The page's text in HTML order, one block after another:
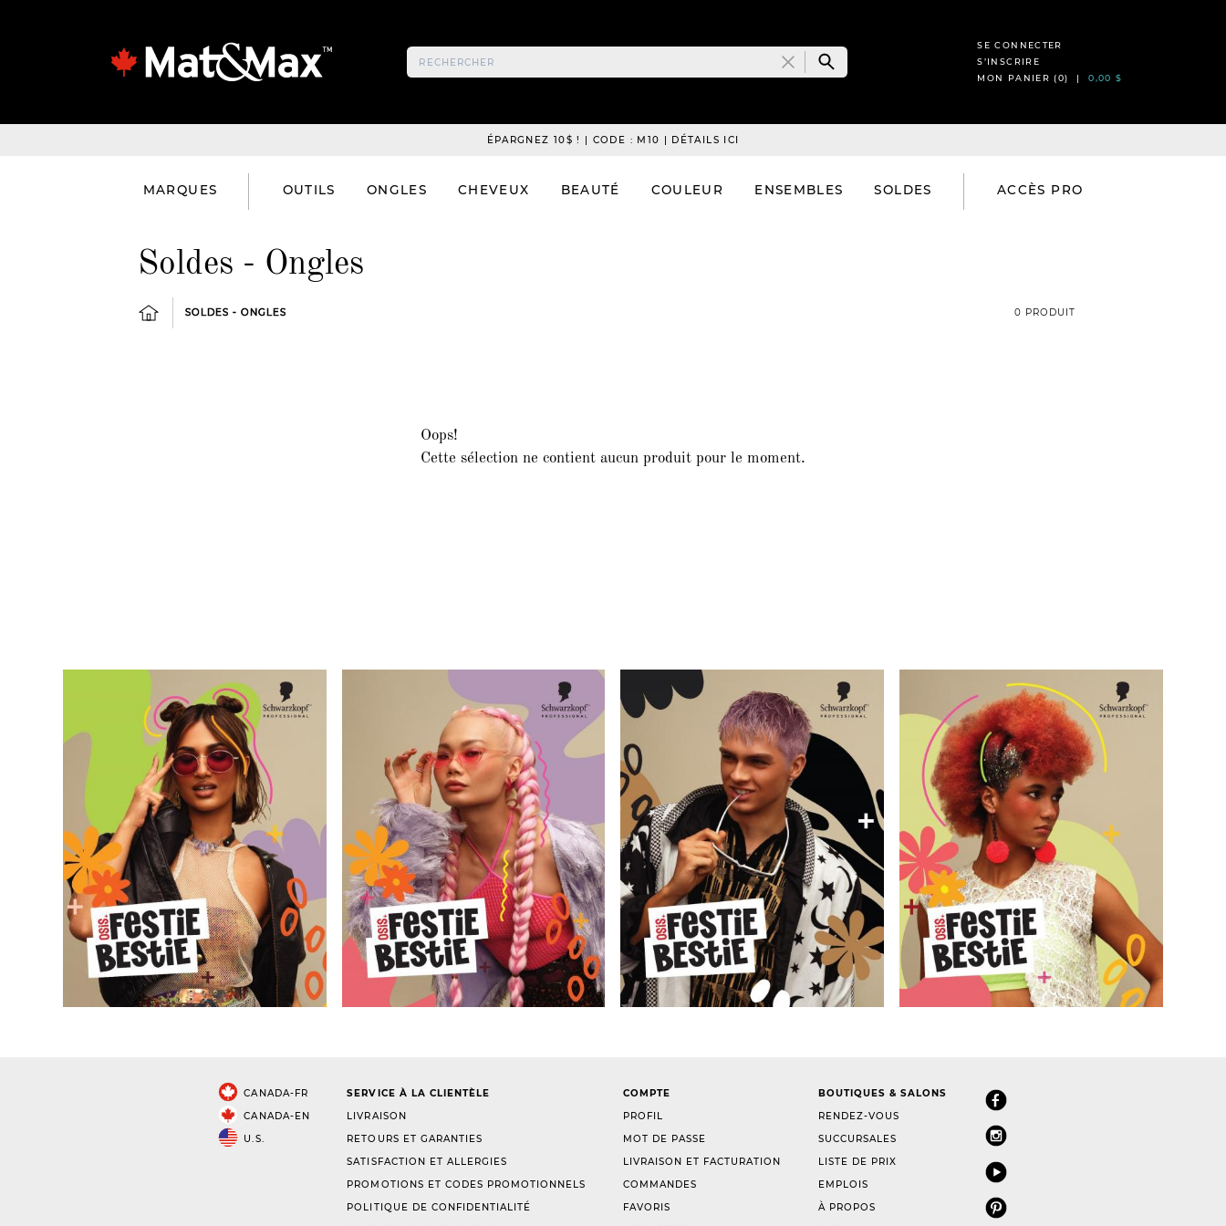
SE CONNECTER
S’INSCRIRE
MON PANIER (0) |0,00 $
ÉPARGNEZ 10$ ! | CODE : M10 | DÉTAILS ICI
MARQUES OUTILS ONGLES CHEVEUX BEAUTÉ COULEUR ENSEMBLES SOLDES ACCÈS PRO
Soldes - Ongles
SOLDES - ONGLES 0 PRODUIT
Oops!
Cette sélection ne contient aucun produit pour le moment.
CANADA-FR
CANADA-EN
U.S.
SERVICE À LA CLIENTÈLE
LIVRAISON
RETOURS ET GARANTIES
SATISFACTION ET ALLERGIES
PROMOTIONS ET CODES PROMOTIONNELS
POLITIQUE DE CONFIDENTIALITÉ
COMPTE
PROFIL
MOT DE PASSE
LIVRAISON ET FACTURATION
COMMANDES
FAVORIS
BOUTIQUES & SALONS
RENDEZ-VOUS
SUCCURSALES
LISTE DE PRIX
EMPLOIS
À PROPOS